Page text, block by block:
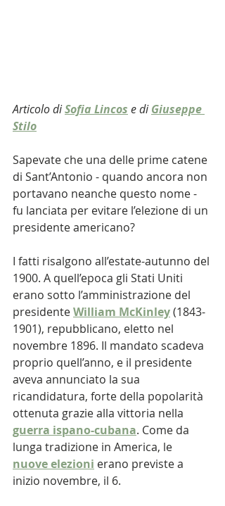
Articolo di Sofia Lincos e di Giuseppe
Stilo
Sapevate che una delle prime catene
di Sant’Antonio - quando ancora non
portavano neanche questo nome -
fu lanciata per evitare l’elezione di un
presidente americano?
I fatti risalgono all’estate-autunno del
1900. A quell’epoca gli Stati Uniti
erano sotto l’amministrazione del
presidente William McKinley (1843-
1901), repubblicano, eletto nel
novembre 1896. Il mandato scadeva
proprio quell’anno, e il presidente
aveva annunciato la sua
ricandidatura, forte della popolarità
ottenuta grazie alla vittoria nella
guerra ispano-cubana. Come da
lunga tradizione in America, le
nuove elezioni erano previste a
inizio novembre, il 6.